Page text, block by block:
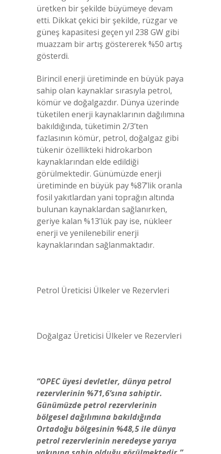
üretken bir şekilde büyümeye devam
etti. Dikkat çekici bir şekilde, rüzgar ve
güneş kapasitesi geçen yıl 238 GW gibi
muazzam bir artış göstererek %50 artış
gösterdi.
Birincil enerji üretiminde en büyük paya
sahip olan kaynaklar sırasıyla petrol,
kömür ve doğalgazdır. Dünya üzerinde
tüketilen enerji kaynaklarının dağılımına
bakıldığında, tüketimin 2/3’ten
fazlasının kömür, petrol, doğalgaz gibi
tükenir özellikteki hidrokarbon
kaynaklarından elde edildiği
görülmektedir. Günümüzde enerji
üretiminde en büyük pay %87’lik oranla
fosil yakıtlardan yani toprağın altında
bulunan kaynaklardan sağlanırken,
geriye kalan %13’lük pay ise, nükleer
enerji ve yenilenebilir enerji
kaynaklarından sağlanmaktadır.
Petrol Üreticisi Ülkeler ve Rezervleri
Doğalgaz Üreticisi Ülkeler ve Rezervleri
“OPEC üyesi devletler, dünya petrol
rezervlerinin %71,6’sına sahiptir.
Günümüzde petrol rezervlerinin
bölgesel dağılımına bakıldığında
Ortadoğu bölgesinin %48,5 ile dünya
petrol rezervlerinin neredeyse yarıya